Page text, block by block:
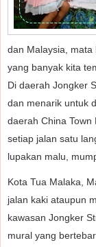
dan Malaysia,
yang banyak kita
Di daerah Jongker
dan menarik untuk
daerah China Town
setiap jalan satu
lupakan malu,
Kota Tua Malaka,
jalan kaki ataupun
kawasan Jongker
mural yang